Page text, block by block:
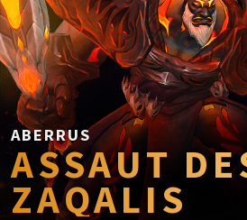
VS / DR /
Imperator
Vorasius
Vaelgor &
Fallen-King
Lightblinded
Crown of the
Chimaerus the
Belo'ren, Child of
ABERRUS
ASSAUT
ZAQALIS